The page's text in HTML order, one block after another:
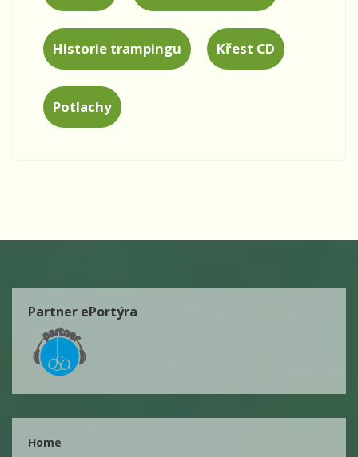
Historie trampingu Křest CD
Potlachy
Partner ePortýra
Home